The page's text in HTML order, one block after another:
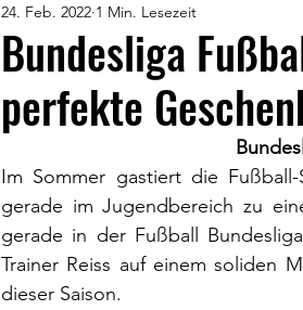
Bundesliga
perfekte
24. Feb. 2022 1 Min. Lesezeit
Im Sommer gastiert die
gerade im Jugendbereich zu
gerade in der Fußball
Trainer Reiss auf einem soliden
dieser Saison.